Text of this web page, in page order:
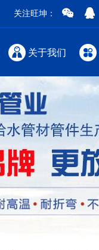
关注旺坤：
关于我们